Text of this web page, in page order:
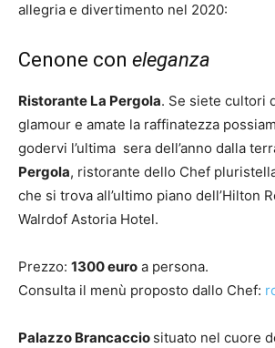
allegria e divertimento nel 2020:
Cenone con eleganza
Ristorante La Pergola. Se siete cultori
glamour e amate la raffinatezza
godervi l’ultima sera dell’anno dalla
Pergola, ristorante dello Chef
che si trova all’ultimo piano dell’Hilton
Walrdof Astoria Hotel.
Prezzo: 1300 euro a persona.
Consulta il menù proposto dallo Chef:
Palazzo Brancaccio situato nel cuore